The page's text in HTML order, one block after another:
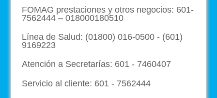
FOMAG prestaciones y otros negocios: 601-
7562444 – 018000180510
Línea de Salud: (01800) 016-0500 - (601)
9169223
Atención a Secretarías: 601 - 7460407
Servicio al cliente: 601 - 7562444